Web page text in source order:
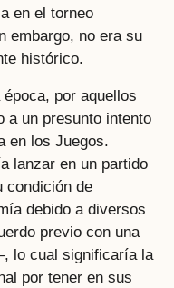
en el torneo
embargo, no era su
histórico.
por aquellos
a un presunto intento
en los Juegos.
lanzar en un partido
condición de
debido a diversos
previo con una
lo cual significaría la
por tener en sus